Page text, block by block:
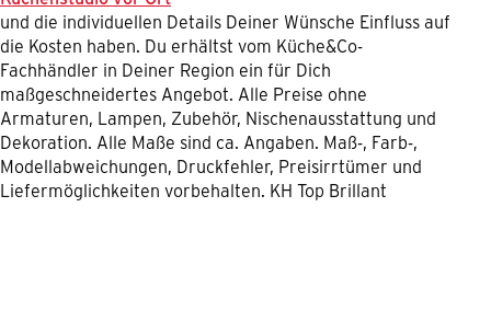
und die individuellen Details Deiner Wünsche Einfluss auf
die Kosten haben. Du erhältst vom Küche&Co-
Fachhändler in Deiner Region ein für Dich
maßgeschneidertes Angebot. Alle Preise ohne
Armaturen, Lampen, Zubehör, Nischenausstattung und
Dekoration. Alle Maße sind ca. Angaben. Maß-, Farb-,
Modellabweichungen, Druckfehler, Preisirrtümer und
Liefermöglichkeiten vorbehalten. KH Top Brillant